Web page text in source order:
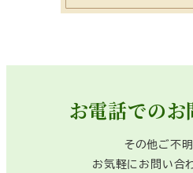
お電話での
その他ご不
お気軽にお問い合